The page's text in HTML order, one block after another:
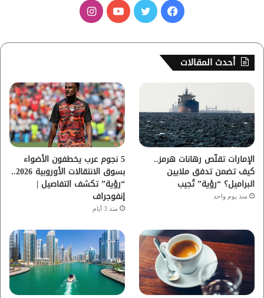
س
ب
ك
ي
و
ب
ت
ق
ر
م
أحدث المقالات
الإمارات تقلّص رهانات هرمز..
كيف تضمن تدفق ملايين
البراميل؟ “رؤية” تُجيب
منذ يوم واحد
5 نجوم عرب يخطفون الأضواء
بسوق الانتقالات الأوروبية 2026..
“رؤية” تكشف التفاصيل |
إنفوجراف
منذ 3 أيام